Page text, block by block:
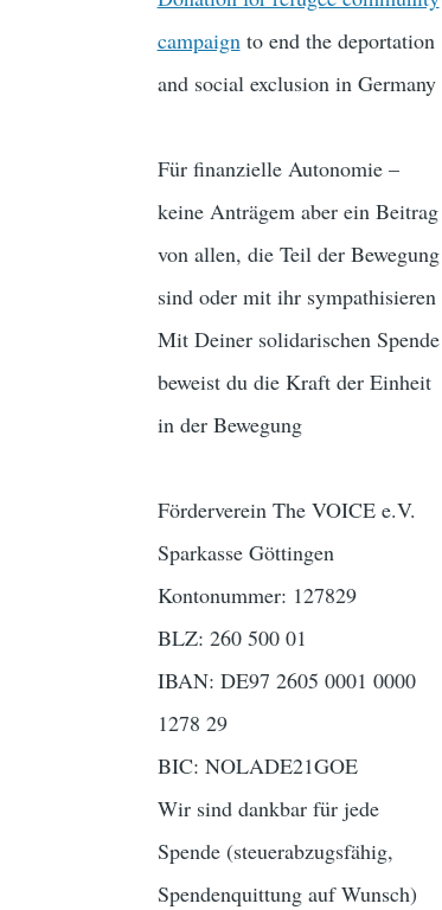
campaignto end the deportation
and social exclusion in Germany
Für finanzielle Autonomie –
keine Anträgem aber ein Beitrag
von allen, die Teil der Bewegung
sind oder mit ihr sympathisieren
Mit Deiner solidarischen Spende
beweist du die Kraft der Einheit
in der Bewegung
Förderverein The VOICE e.V.
Sparkasse Göttingen
Kontonummer: 127829
BLZ: 260 500 01
IBAN: DE97 2605 0001 0000
1278 29
BIC: NOLADE21GOE
Wir sind dankbar für jede
Spende (steuerabzugsfähig,
Spendenquittung auf Wunsch)